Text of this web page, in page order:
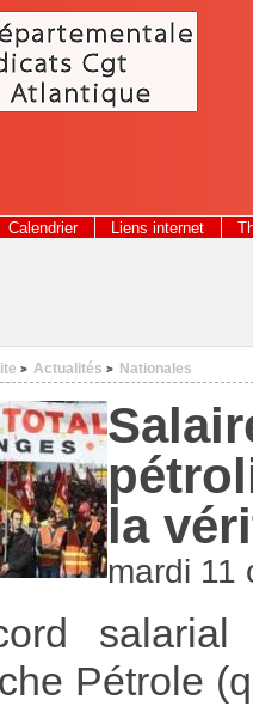
Calendrier Liens internet
> Actualités > Nationales
la
mardi 11
Pétrole